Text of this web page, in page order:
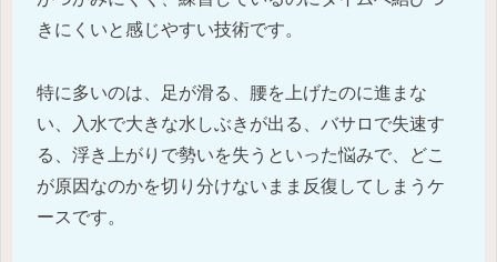
きにくいと感じやすい技術です。
特に多いのは、足が滑る、腰を上げたのに進まな
い、入水で大きな水しぶきが出る、バサロで失速す
る、浮き上がりで勢いを失うといった悩みで、どこ
が原因なのかを切り分けないまま反復してしまうケ
ースです。